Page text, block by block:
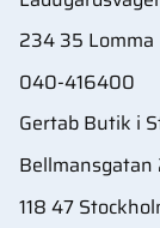
234 35 Lomma
040-416400
Gertab Butik i
Bellmansgatan
118 47